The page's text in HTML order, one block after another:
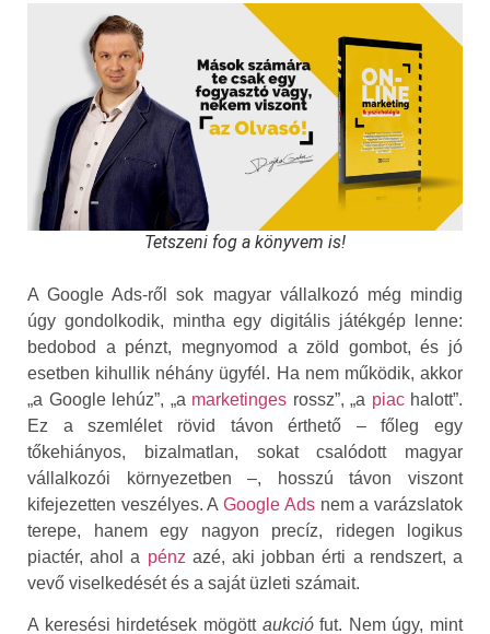
Tetszeni fog a könyvem is!
A Google Ads-ről sok magyar vállalkozó még mindig
úgy gondolkodik, mintha egy digitális játékgép lenne:
bedobod a pénzt, megnyomod a zöld gombot, és jó
esetben kihullik néhány ügyfél. Ha nem működik, akkor
„a Google lehúz”, „a marketinges rossz”, „a piachalott”.
Ez a szemlélet rövid távon érthető – főleg egy
tőkehiányos, bizalmatlan, sokat csalódott magyar
vállalkozói környezetben –, hosszú távon viszont
kifejezetten veszélyes. AGoogle Adsnem a varázslatok
terepe, hanem egy nagyon precíz, ridegen logikus
piactér, ahol a pénz azé, aki jobban érti a rendszert, a
vevő viselkedését és a saját üzleti számait.
A keresési hirdetések mögött aukciófut. Nem úgy, mint